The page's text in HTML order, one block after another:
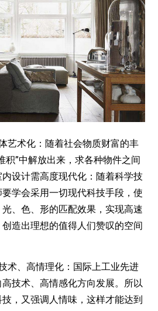
术化：随着社会物质财富的丰
积”中解放出来，求各种物件之间
设计需高度现代化：随着科学技
学会采用一切现代科技手段，使
、色、形的匹配效果，实现高速
造出理想的值得人们赞叹的空间
、高情理化：国际上工业先进
技术、高情感化方向发展。所以
，又强调人情味，这样才能达到